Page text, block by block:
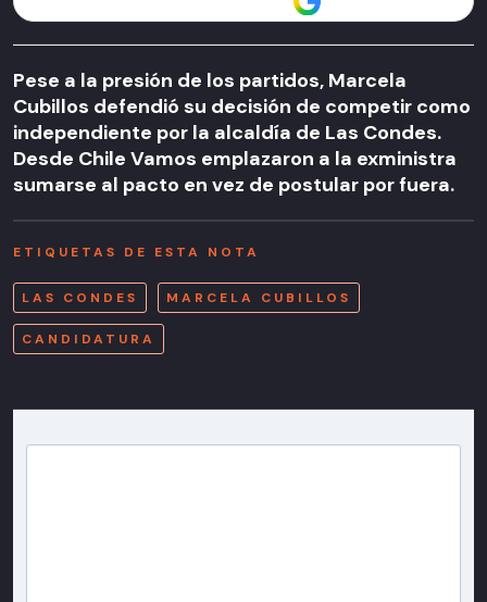
Pese a la presión de los partidos, Marcela
Cubillos defendió su decisión de competir como
independiente por la alcaldía de Las Condes.
Desde Chile Vamos emplazaron a la exministra
sumarse al pacto en vez de postular por fuera.
ETIQUETAS DE ESTA NOTA
LAS CONDES MARCELA CUBILLOS
CANDIDATURA